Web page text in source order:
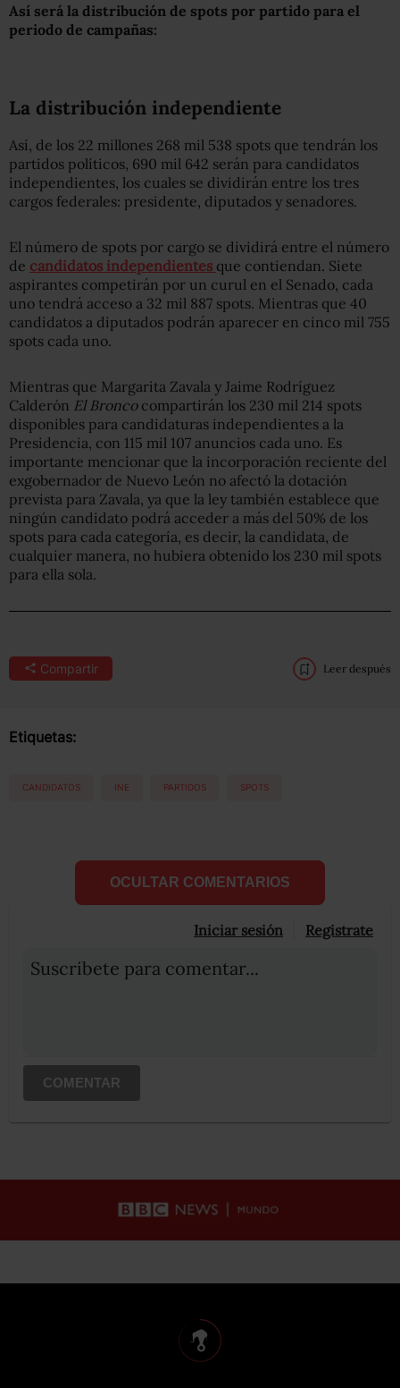
Así será la distribución de spots por partido para el
periodo de campañas:
La distribución independiente
Así, de los 22 millones 268 mil 538 spots que tendrán los
partidos políticos, 690 mil 642 serán para candidatos
independientes, los cuales se dividirán entre los tres
cargos federales: presidente, diputados y senadores.
El número de spots por cargo se dividirá entre el número
de candidatos independientes que contiendan. Siete
aspirantes competirán por un curul en el Senado, cada
uno tendrá acceso a 32 mil 887 spots. Mientras que 40
candidatos a diputados podrán aparecer en cinco mil 755
spots cada uno.
Mientras que Margarita Zavala y Jaime Rodríguez
Calderón El Broncocompartirán los 230 mil 214 spots
disponibles para candidaturas independientes a la
Presidencia, con 115 mil 107 anuncios cada uno. Es
importante mencionar que la incorporación reciente del
exgobernador de Nuevo León no afectó la dotación
prevista para Zavala, ya que la ley también establece que
ningún candidato podrá acceder a más del 50% de los
spots para cada categoría, es decir, la candidata, de
cualquier manera, no hubiera obtenido los 230 mil spots
para ella sola.
Compartir Leer después
Etiquetas:
CANDIDATOS INE PARTIDOS SPOTS
OCULTAR COMENTARIOS
Iniciar sesión Registrate
Suscribete para comentar...
COMENTAR